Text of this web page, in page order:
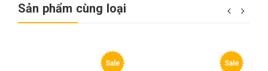
Sản phẩm cùng loại
Sale Sale